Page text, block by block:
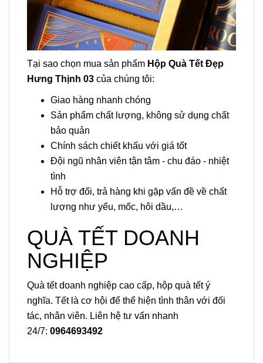
Tại sao chọn mua sản phẩm Hộp Quà Tết Đẹp
Hưng Thịnh 03 của chúng tôi:
Giao hàng nhanh chóng
Sản phẩm chất lượng, không sử dụng chất
bảo quản
Chính sách chiết khấu với giá tốt
Đội ngũ nhân viên tận tâm - chu đáo - nhiệt
tình
Hỗ trợ đổi, trả hàng khi gặp vấn đề về chất
lượng như yểu, mốc, hôi dầu,…
QUÀ TẾT DOANH
NGHIỆP
Quà tết doanh nghiệp cao cấp, hộp quà tết ý
nghĩa. Tết là cơ hội để thể hiện tình thân với đối
tác, nhân viên. Liên hệ tư vấn nhanh
24/7: 0964693492